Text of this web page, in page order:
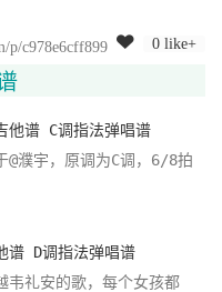
p/c978e6cff899
0 like+
他谱 C调指法弹唱谱
@濮宇，原调为C调，6/8拍
谱 D调指法弹唱谱
韦礼安的歌，每个女孩都